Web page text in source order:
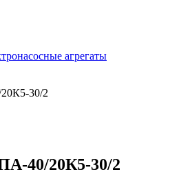
агрегаты
30/2
40/20К5-30/2